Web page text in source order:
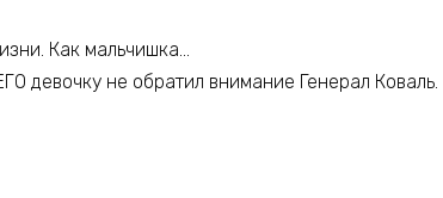
Как мальчишка…
девочку не обратил внимание Генерал Коваль.